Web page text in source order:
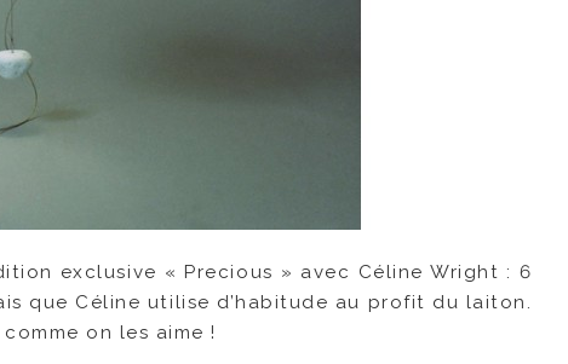
exclusive « Precious » avec Céline Wright : 6
que Céline utilise d’habitude au profit du laiton.
on les aime !